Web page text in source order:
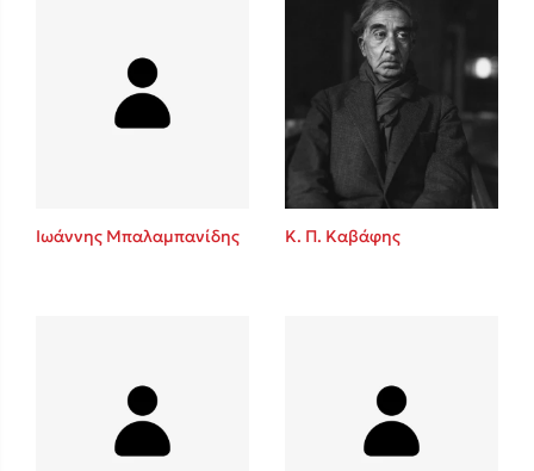
Ιωάννης Γλωσσόπουλος
Ένας γίγαντας στο σχολείο
Δανάη Δεληγεώργη
Ιωάννης Μπαλαμπανίδης Κ. Π. Καβάφης